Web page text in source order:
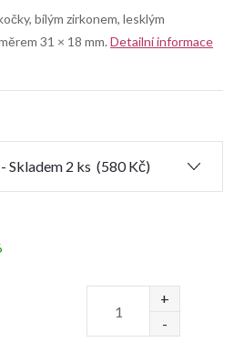
bílým zirkonem, lesklým
31 × 18 mm. Detailní informace